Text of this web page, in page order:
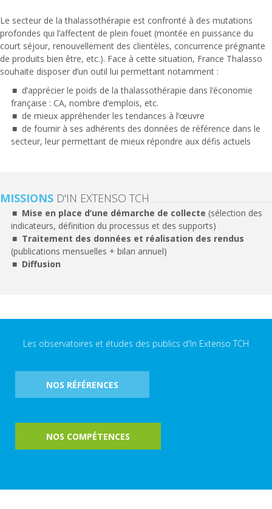
Le secteur de la thalassothérapie est confronté à des mutations
profondes qui l’affectent de plein fouet (montée en puissance du
court séjour, renouvellement des clientèles, concurrence prégnante
de produits bien être, etc.). Face à cette situation, France Thalasso
souhaite disposer d’un outil lui permettant notamment :
d’apprécier le poids de la thalassothérapie dans l’économie
française : CA, nombre d’emplois, etc.
de mieux appréhender les tendances à l’œuvre
de fournir à ses adhérents des données de référence dans le
secteur, leur permettant de mieux répondre aux défis actuels
MISSIONS D'IN EXTENSO TCH
Mise en place d’une démarche de collecte (sélection des
indicateurs, définition du processus et des supports)
Traitement des données et réalisation des rendus
(publications mensuelles + bilan annuel)
Diffusion
Les observatoires et études des publics d'In Extenso TCH
NOS RÉFÉRENCES
NOS COMPÉTENCES